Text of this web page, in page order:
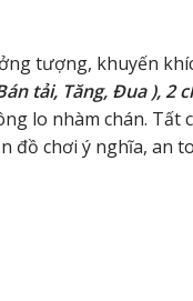
tượng, khuyến
tải, Tăng, Đua ), 2
lo nhàm chán.
đồ chơi ý nghĩa, an